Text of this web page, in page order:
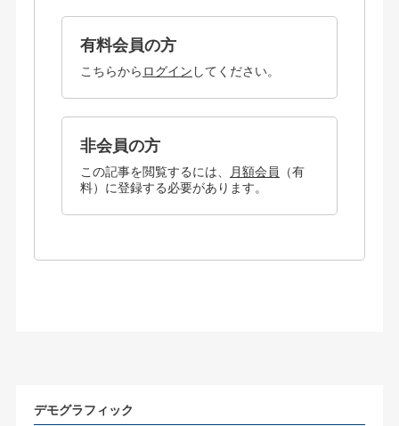
有料会員の方
こちらから ログイン してください。
非会員の方
この記事を閲覧するには、 月額会員
（有
料）に登録する必要があります。
デモグラフィック